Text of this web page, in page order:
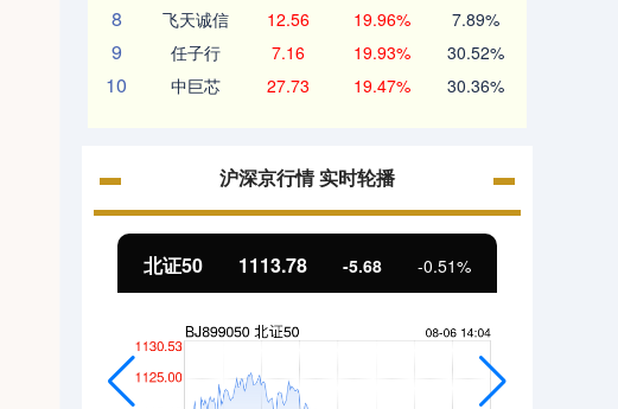
8 飞天诚信 12.56 19.96% 7.89%
9 任子行 7.16 19.93% 30.52%
10 中巨芯 27.73 19.47% 30.36%
沪深京行情 实时轮播
北证50 1113.78 -5.68 -0.51%